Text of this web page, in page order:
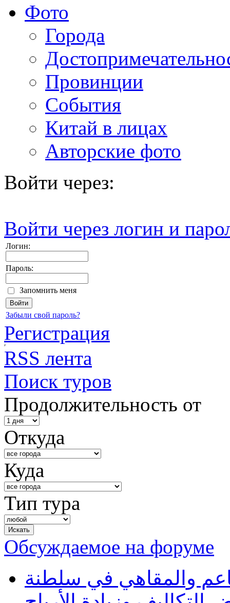
Фото
Города
Провинции
События
Китай в лицах
Авторские фото
Войти через:
Войти через логин и
Логин:
Пароль:
Запомнить меня
Забыли свой пароль?
Регистрация
RSS лента
Поиск туров
Продолжительность от
Откуда
Куда
Тип тура
Обсуждаемое на форуме
والمقاهي في سلطنة